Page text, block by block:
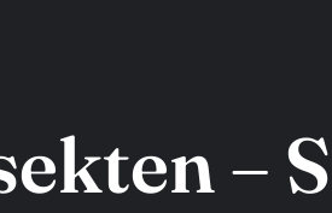
–